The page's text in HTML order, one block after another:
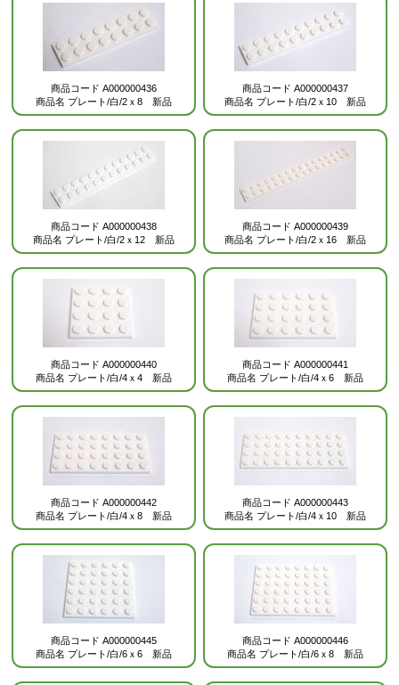
商品コード A000000436
商品名 プレート/白/2ｘ8 新品
商品コード A000000437
商品名 プレート/白/2ｘ10 新品
商品コード A000000438
商品名 プレート/白/2ｘ12 新品
商品コード A000000439
商品名 プレート/白/2ｘ16 新品
商品コード A000000440
商品名 プレート/白/4ｘ4 新品
商品コード A000000441
商品名 プレート/白/4ｘ6 新品
商品コード A000000442
商品名 プレート/白/4ｘ8 新品
商品コード A000000443
商品名 プレート/白/4ｘ10 新品
商品コード A000000445
商品名 プレート/白/6ｘ6 新品
商品コード A000000446
商品名 プレート/白/6ｘ8 新品